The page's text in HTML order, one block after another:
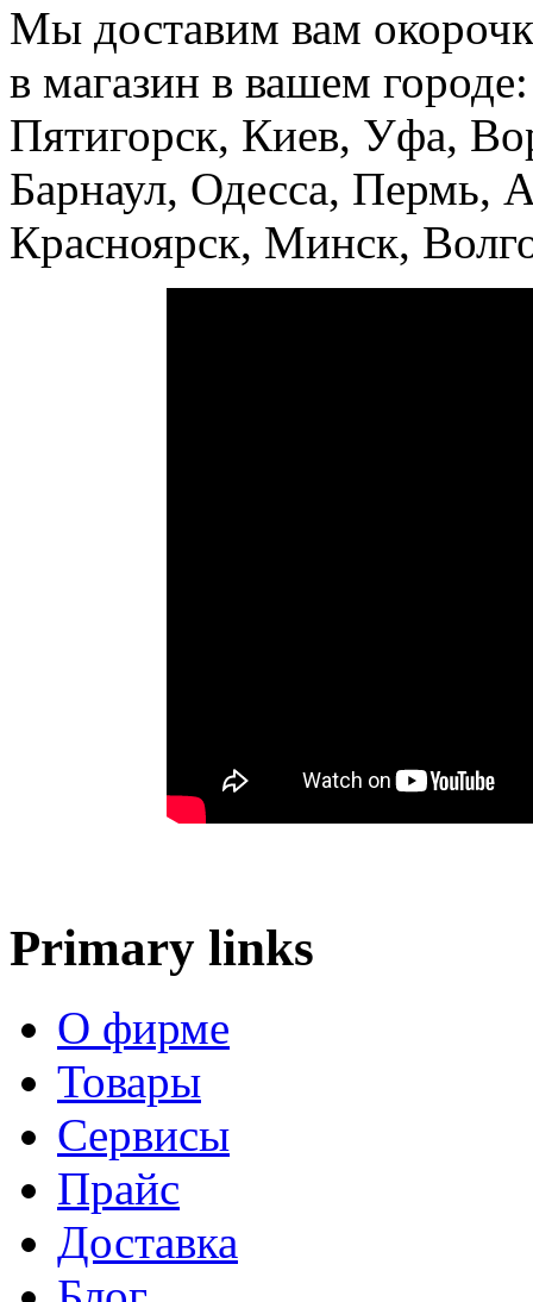
Мы доставим вам
в магазин в вашем
Пятигорск, Киев, Уфа,
Барнаул, Одесса, Пермь,
Красноярск, Минск,
Primary links
О фирме
Товары
Сервисы
Прайс
Доставка